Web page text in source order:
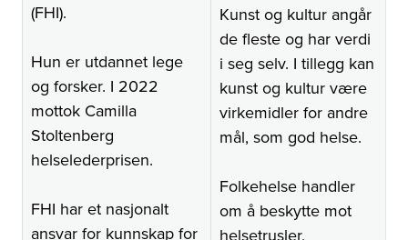
(FHI).
Hun er utdannet lege
og forsker. I 2022
mottok Camilla
Stoltenberg
helselederprisen.
FHI har et nasjonalt
ansvar for kunnskap for
Kunst og kultur angår
de fleste og har verdi
i seg selv. I tillegg kan
kunst og kultur være
virkemidler for andre
mål, som god helse.
Folkehelse handler
om å beskytte mot
helsetrusler,